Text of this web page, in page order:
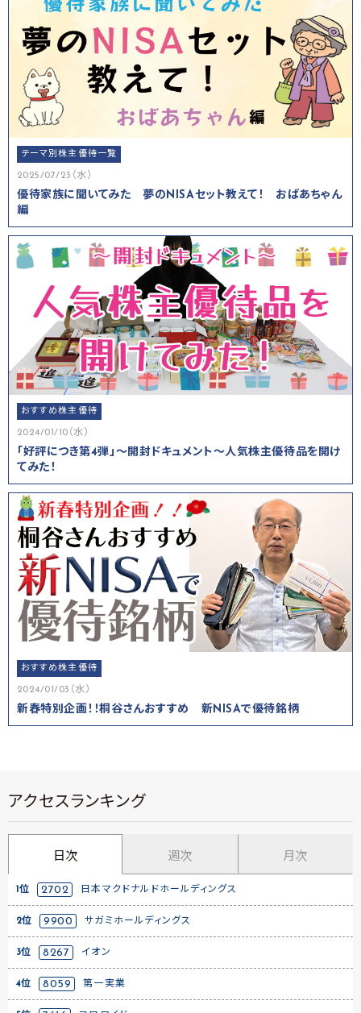
テーマ別株主優待一覧
2025/07/23（水）
優待家族に聞いてみた 夢のNISAセット教えて！ おばあちゃん
編
おすすめ株主優待
2024/01/10（水）
「好評につき第4弾」～開封ドキュメント～人気株主優待品を開け
てみた！
おすすめ株主優待
2024/01/03（水）
新春特別企画！！桐谷さんおすすめ 新NISAで優待銘柄
アクセスランキング
日次 週次 月次
1位 2702 日本マクドナルドホールディングス
2位 9900 サガミホールディングス
3位 8267 イオン
4位 8059 第一実業